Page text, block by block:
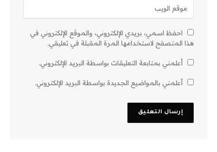
احفظ اسمي، بريدي الإلكتروني، والموقع الإلكتروني في
هذا المتصفح لاستخدامها المرة المقبلة في تعليقي.
أعلمني بمتابعة التعليقات بواسطة البريد الإلكتروني.
أعلمني بالمواضيع الجديدة بواسطة البريد الإلكتروني.